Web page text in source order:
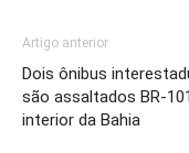
Artigo anterior
Dois ônibus
são assaltados BR-
interior da Bahia